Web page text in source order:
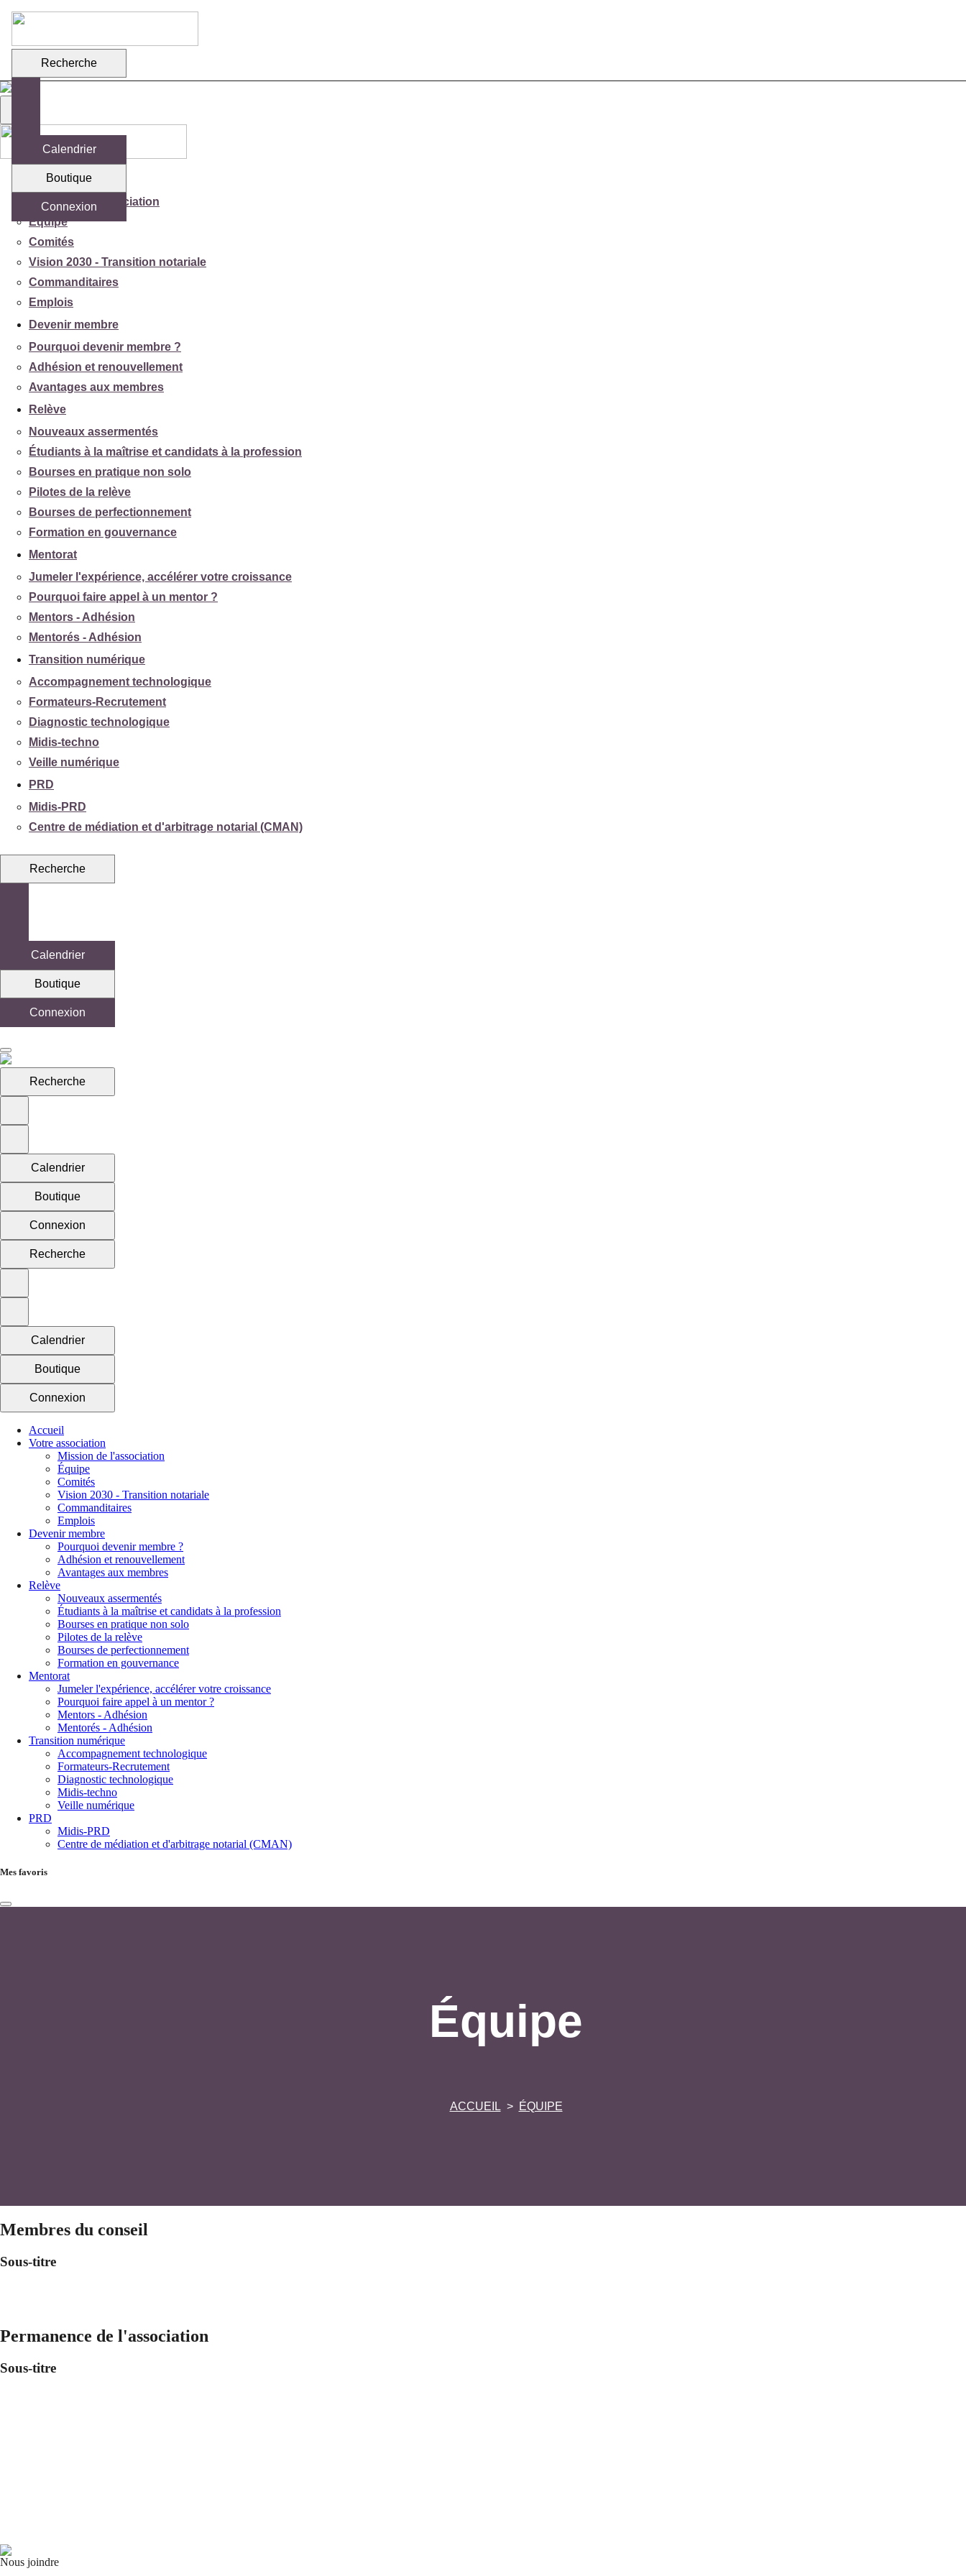
Recherche
Calendrier
Boutique
Connexion
Votre association
Mission de l'association
Équipe
Comités
Vision 2030 - Transition notariale
Commanditaires
Emplois
Devenir membre
Pourquoi devenir membre ?
Adhésion et renouvellement
Avantages aux membres
Relève
Nouveaux assermentés
Étudiants à la maîtrise et candidats à la profession
Bourses en pratique non solo
Pilotes de la relève
Bourses de perfectionnement
Formation en gouvernance
Mentorat
Jumeler l'expérience, accélérer votre croissance
Pourquoi faire appel à un mentor ?
Mentors - Adhésion
Mentorés - Adhésion
Transition numérique
Accompagnement technologique
Formateurs-Recrutement
Diagnostic technologique
Midis-techno
Veille numérique
PRD
Midis-PRD
Centre de médiation et d'arbitrage notarial (CMAN)
Recherche
Calendrier
Boutique
Connexion
Recherche
Calendrier
Boutique
Connexion
Recherche
Calendrier
Boutique
Connexion
Accueil
Votre association
Mission de l'association
Équipe
Comités
Vision 2030 - Transition notariale
Commanditaires
Emplois
Devenir membre
Pourquoi devenir membre ?
Adhésion et renouvellement
Avantages aux membres
Relève
Nouveaux assermentés
Étudiants à la maîtrise et candidats à la profession
Bourses en pratique non solo
Pilotes de la relève
Bourses de perfectionnement
Formation en gouvernance
Mentorat
Jumeler l'expérience, accélérer votre croissance
Pourquoi faire appel à un mentor ?
Mentors - Adhésion
Mentorés - Adhésion
Transition numérique
Accompagnement technologique
Formateurs-Recrutement
Diagnostic technologique
Midis-techno
Veille numérique
PRD
Midis-PRD
Centre de médiation et d'arbitrage notarial (CMAN)
Mes favoris
Équipe
ACCUEIL ÉQUIPE
Membres du conseil
Sous-titre
Permanence de l'association
Sous-titre
Nous joindre